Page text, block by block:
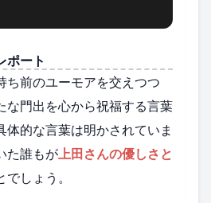
ポート
ち前のユーモアを交えつつ
な門出を心から祝福する言葉
体的な言葉は明かされていま
た誰もが上田さんの優しさと
でしょう。